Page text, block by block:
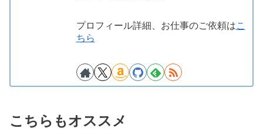
プロフィール詳細、お仕事のご依頼はこ
ちら
こちらもオススメ